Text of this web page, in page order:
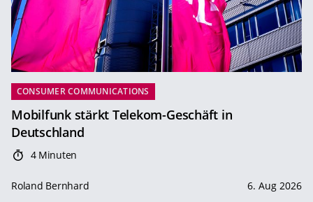
CONSUMER COMMUNICATIONS
Mobilfunk stärkt Telekom-Geschäft in
Deutschland
4 Minuten
Roland Bernhard 6. Aug 2026